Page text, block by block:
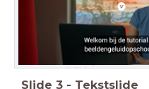
en geluid op school,
media, onderwijs,
educatie, instructie,
lesvideo, lesstarter,
Slide 3 - Tekstslide